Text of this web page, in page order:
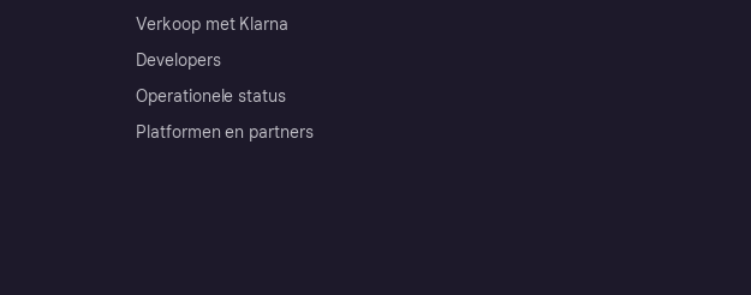
Verkoop met Klarna
Developers
Operationele status
Platformen en partners